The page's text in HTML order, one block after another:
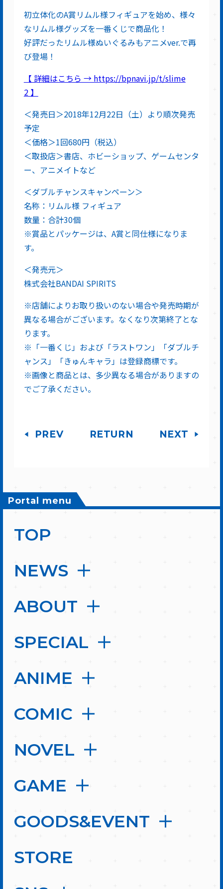
初立体化のA賞リムル様フィギュアを始め、様々
なリムル様グッズを一番くじで商品化！
好評だったリムル様ぬいぐるみもアニメver.で再
び登場！
【 詳細はこちら → https://bpnavi.jp/t/slime
2 】
＜発売日＞2018年12月22日（土）より順次発売
予定
＜価格＞1回680円（税込）
＜取扱店＞書店、ホビーショップ、ゲームセンタ
ー、アニメイトなど
＜ダブルチャンスキャンペーン＞
名称：リムル様 フィギュア
数量：合計30個
※賞品とパッケージは、A賞と同仕様になりま
す。
＜発売元＞
株式会社BANDAI SPIRITS
※店舗によりお取り扱いのない場合や発売時期が
異なる場合がございます。なくなり次第終了とな
ります。
※「一番くじ」および「ラストワン」「ダブルチ
ャンス」「きゅんキャラ」は登録商標です。
※画像と商品とは、多少異なる場合がありますの
でご了承ください。
PREV RETURN NEXT
Portal menu
TOP
NEWS
ABOUT
SPECIAL
ANIME
COMIC
NOVEL
GAME
GOODS&EVENT
STORE